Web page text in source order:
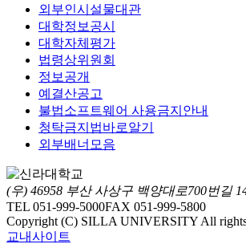
외부인시설물대관
대학정보공시
대학자체평가
법령상위원회
정보공개
예결산공고
불법소프트웨어 사용금지안내
청탁금지법바로알기
외부배너모음
(우) 46958 부산 사상구 백양대로700번길
TEL 051-999-5000FAX 051-999-5800
Copyright (C) SILLA UNIVERSITY All rights
교내사이트